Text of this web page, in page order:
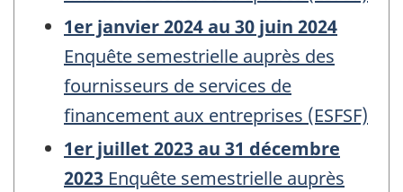
1er janvier 2024 au 30 juin 2024
Enquête semestrielle auprès des
fournisseurs de services de
financement aux entreprises (ESFSF)
1er juillet 2023 au 31 décembre
2023 Enquête semestrielle auprès